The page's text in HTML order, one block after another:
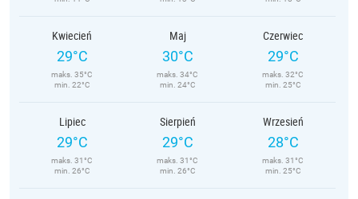
Kwiecień
29°C
maks. 35°C
min. 22°C
Maj
30°C
maks. 34°C
min. 24°C
Czerwiec
29°C
maks. 32°C
min. 25°C
Lipiec
29°C
maks. 31°C
min. 26°C
Sierpień
29°C
maks. 31°C
min. 26°C
Wrzesień
28°C
maks. 31°C
min. 25°C